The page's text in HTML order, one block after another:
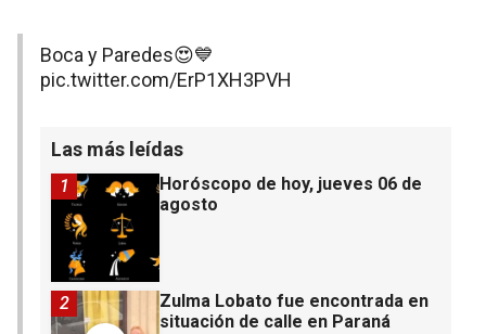
Boca y Paredes😍💙
pic.twitter.com/ErP1XH3PVH
Las más leídas
Horóscopo de hoy, jueves 06 de
agosto
1
Zulma Lobato fue encontrada en
situación de calle en Paraná
2